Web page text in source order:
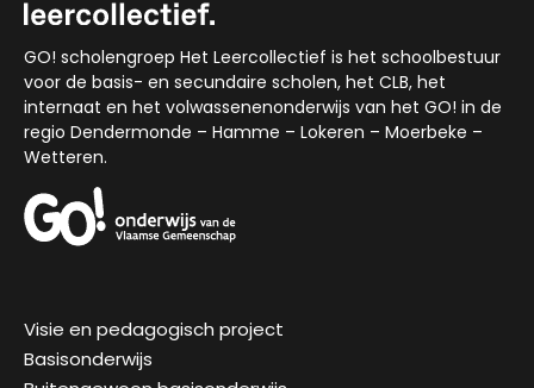
GO! scholengroep Het Leercollectief is het schoolbestuur
voor de basis- en secundaire scholen, het CLB, het
internaat en het volwassenenonderwijs van het GO! in de
regio Dendermonde – Hamme – Lokeren – Moerbeke –
Wetteren.
Visie en pedagogisch project
Basisonderwijs